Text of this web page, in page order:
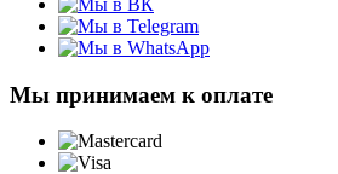
Мы принимаем к оплате